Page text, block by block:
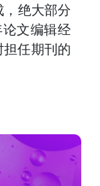
绝大部分
文编辑经
任期刊的